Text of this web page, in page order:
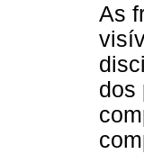
As
dos